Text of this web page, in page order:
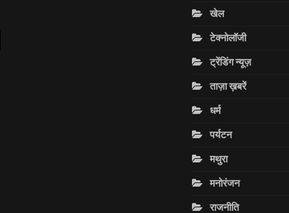
खेल
टेक्नोलॉजी
ट्रेंडिंग न्यूज़
ताज़ा ख़बरें
धर्म
पर्यटन
मथुरा
मनोरंजन
राजनीति